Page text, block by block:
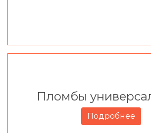
Пломбы
Подробнее